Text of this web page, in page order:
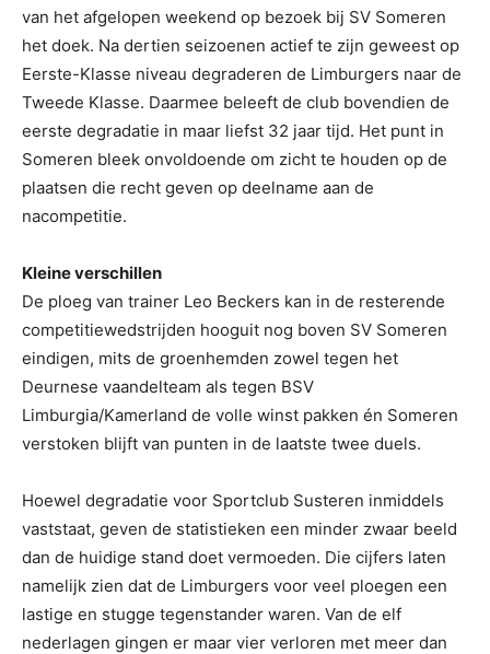
van het afgelopen weekend op bezoek bij SV Someren
het doek. Na dertien seizoenen actief te zijn geweest op
Eerste-Klasse niveau degraderen de Limburgers naar de
Tweede Klasse. Daarmee beleeft de club bovendien de
eerste degradatie in maar liefst 32 jaar tijd. Het punt in
Someren bleek onvoldoende om zicht te houden op de
plaatsen die recht geven op deelname aan de
nacompetitie.
Kleine verschillen
De ploeg van trainer Leo Beckers kan in de resterende
competitiewedstrijden hooguit nog boven SV Someren
eindigen, mits de groenhemden zowel tegen het
Deurnese vaandelteam als tegen BSV
Limburgia/Kamerland de volle winst pakken én Someren
verstoken blijft van punten in de laatste twee duels.
Hoewel degradatie voor Sportclub Susteren inmiddels
vaststaat, geven de statistieken een minder zwaar beeld
dan de huidige stand doet vermoeden. Die cijfers laten
namelijk zien dat de Limburgers voor veel ploegen een
lastige en stugge tegenstander waren. Van de elf
nederlagen gingen er maar vier verloren met meer dan